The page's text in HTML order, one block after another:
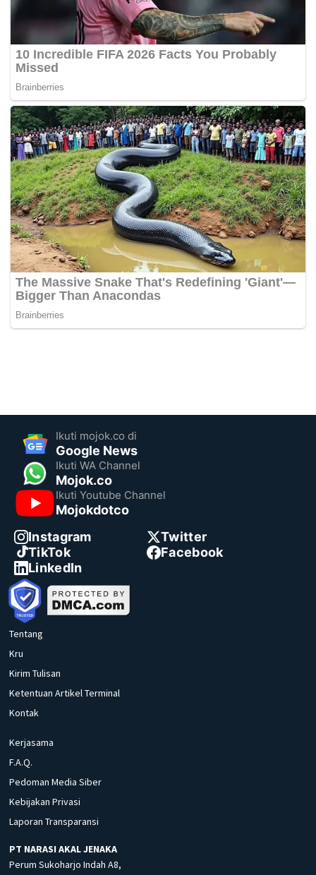
Ikuti mojok.co di
Google News
Ikuti WA Channel
Mojok.co
Ikuti Youtube Channel
Mojokdotco
Instagram
Twitter
TikTok
Facebook
LinkedIn
Tentang
Kru
Kirim Tulisan
Ketentuan Artikel Terminal
Kontak
Kerjasama
F.A.Q.
Pedoman Media Siber
Kebijakan Privasi
Laporan Transparansi
PT NARASI AKAL JENAKA
Perum Sukoharjo Indah A8,